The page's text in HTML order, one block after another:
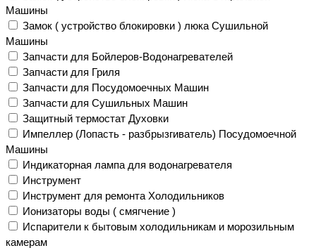
Машины
Замок ( устройство блокировки ) люка Сушильной
Машины
Запчасти для Бойлеров-Водонагревателей
Запчасти для Гриля
Запчасти для Посудомоечных Машин
Запчасти для Сушильных Машин
Защитный термостат Духовки
Импеллер (Лопасть - разбрызгиватель) Посудомоечной
Машины
Индикаторная лампа для водонагревателя
Инструмент
Инструмент для ремонта Холодильников
Ионизаторы воды ( смягчение )
Испарители к бытовым холодильникам и морозильным
камерам